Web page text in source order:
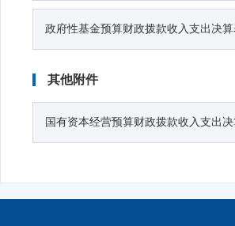
政府性基金预算财政拨款收入支出决
其他附件
国有资本经营预算财政拨款收入支出